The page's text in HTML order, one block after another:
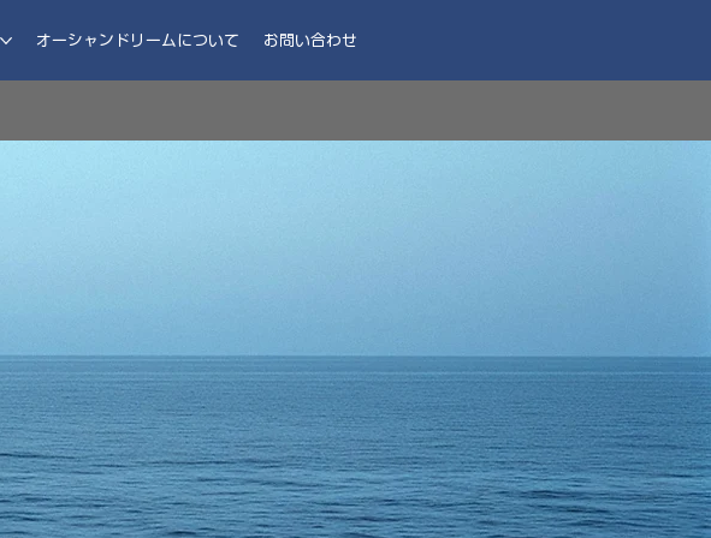
オーシャンドリームについて お問い合わせ